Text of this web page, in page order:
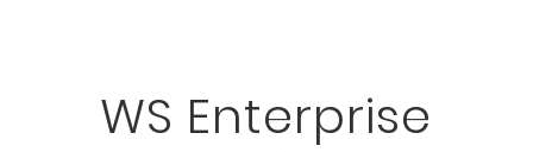
WS Enterprise